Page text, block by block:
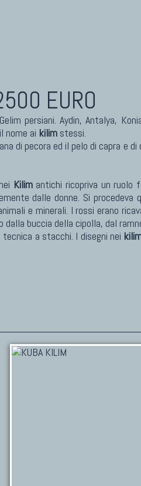
EURO
persiani. Aydin, Antalya,
nome ai kilim stessi.
di pecora ed il pelo di capra e
Kilimantichi ricopriva un ruolo
dalle donne. Si
e minerali. I rossi erano
buccia della cipolla, dal
a stacchi. I disegni nei